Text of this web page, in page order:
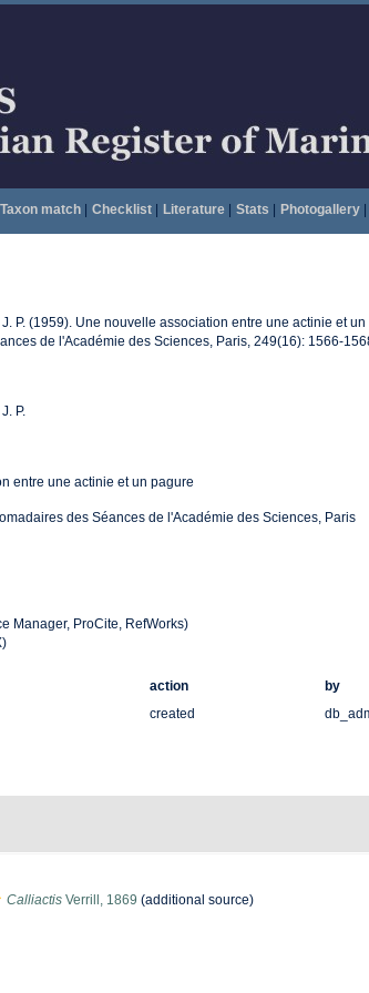
Taxon match| Checklist| Literature| Stats Photogallery|
P. (1959). Une nouvelle association entre une actinie et
de l'Académie des Sciences, Paris, 249(16): 1566-
P.
entre une actinie et un pagure
des Séances de l'Académie des Sciences, Paris
Manager, ProCite, RefWorks)
action
by
created
Calliactis Verrill, 1869 (additional source)